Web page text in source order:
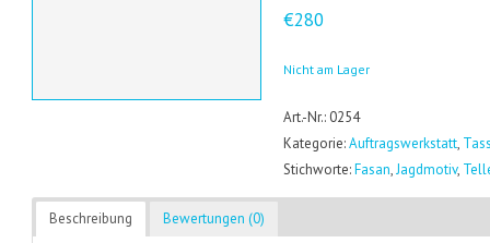
€280
Nicht am Lager
Art.-Nr.: 0254
Kategorie:Auftragswerkstatt,
Stichworte:Fasan,Jagdmotiv,
Beschreibung Bewertungen (0)